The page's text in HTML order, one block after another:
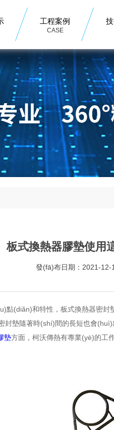
工程案例
CASE
板式換熱器膠墊使用
發(fā)布日期：2021-12-
點(diǎn)和特性，板式換熱器密
封墊隨著時(shí)間的長短也會(huì)
墊方面，柯沃傳熱有專業(yè)的工